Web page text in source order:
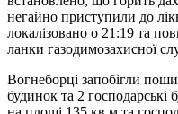
негайно приступили до
локалізовано о 21:19 та
ланки газодимозахисної
Вогнеборці запобігли
будинок та 2 господарські